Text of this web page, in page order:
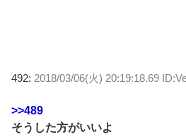
492: 2018/03/06(火) 20:19:18.69
>>489
そうした方がいいよ